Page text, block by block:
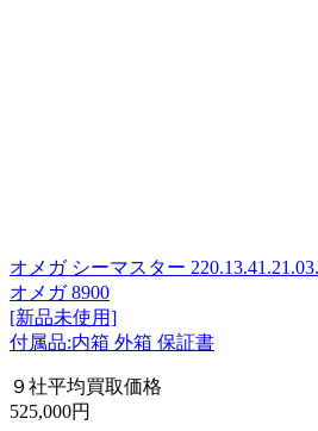
オメガ シーマスター
オメガ 8900
[新品未使用]
付属品:内箱 外箱 保証書
９社平均買取価格
525,000円